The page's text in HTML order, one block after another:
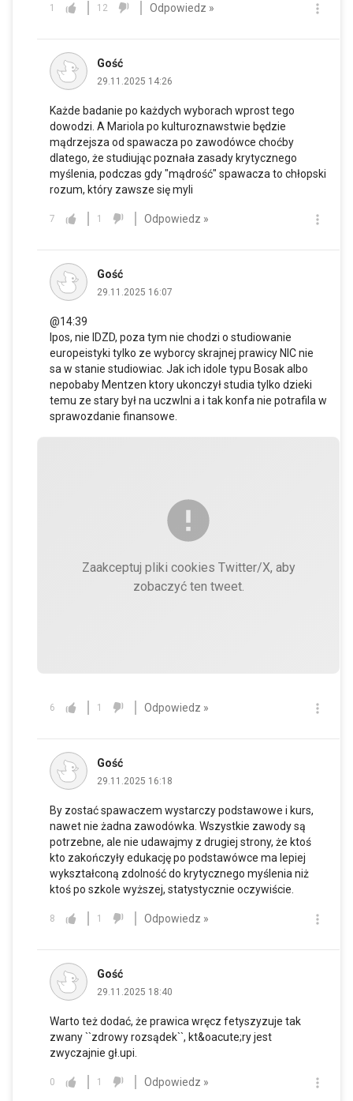
1 12 Odpowiedz »
Gość
29.11.2025 14:26
Każde badanie po każdych wyborach wprost tego
dowodzi. A Mariola po kulturoznawstwie będzie
mądrzejsza od spawacza po zawodówce choćby
dlatego, że studiując poznała zasady krytycznego
myślenia, podczas gdy "mądrość" spawacza to chłopski
rozum, który zawsze się myli
7 1 Odpowiedz »
Gość
29.11.2025 16:07
@14:39
Ipos, nie IDZD, poza tym nie chodzi o studiowanie
europeistyki tylko ze wyborcy skrajnej prawicy NIC nie
sa w stanie studiowiac. Jak ich idole typu Bosak albo
nepobaby Mentzen ktory ukonczył studia tylko dzieki
temu ze stary był na uczwlni a i tak konfa nie potrafila w
sprawozdanie finansowe.
Zaakceptuj pliki cookies Twitter/X, aby
zobaczyć ten tweet.
6 1 Odpowiedz »
Gość
29.11.2025 16:18
By zostać spawaczem wystarczy podstawowe i kurs,
nawet nie żadna zawodówka. Wszystkie zawody są
potrzebne, ale nie udawajmy z drugiej strony, że ktoś
kto zakończyły edukację po podstawówce ma lepiej
wykształconą zdolność do krytycznego myślenia niż
ktoś po szkole wyższej, statystycznie oczywiście.
8 1 Odpowiedz »
Gość
29.11.2025 18:40
Warto też dodać, że prawica wręcz fetyszyzuje tak
zwany ``zdrowy rozsądek``, kt&oacute;ry jest
zwyczajnie gł.upi.
0 1 Odpowiedz »